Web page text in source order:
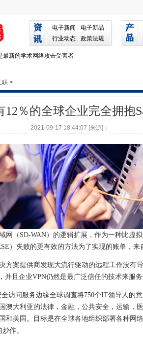
电子新闻
电子新品
行业动态
政策法规
企业完全拥抱Sase
网络基础
2019用户必须修补严重的零天
最新的学术网络攻击受害者
网络技能短缺的解决方案
场在2024年达到4.2亿英镑
定在CD Projekt赎金软件攻击后面
二手软件市场
校笔记本电脑上发现的Gamarue Malware
为4.8亿欧元欧盟科学数据档案项目
告对英国全纤维推出的威胁
放式审判成功
：75年的计算机技术已经交付
的伞形公司推出以IR35将其瞄准承包商'流离失所者'
发射被数据泄漏中断
教育内容的移动数据费用
金融气签证
庭教育提供免费宽带包装
网络升级的丝带交易
队在5克
司将投资专用的遥控连接
联 >
12％的全球企业完全拥抱
2021-09-17 18:44:07 [来源]：
网（SD-WAN）的逻辑扩展，作为一种比虚拟
）失败的更有效的方法为了实现的账单，来
方案提供商发现大流行驱动的远程工作没有
并且企业VPN仍然是最广泛信任的技术来服务
访问服务边缘全球调查将750个IT领导人的意
澳大利亚的法律，金融，公共安全，运输，
和美国。目标是在全球各地组织部署各种网
作。